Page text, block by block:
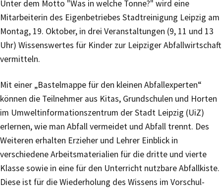
Unter dem Motto "Was in welche Tonne?" wird eine
Mitarbeiterin des Eigenbetriebes Stadtreinigung Leipzig am
Montag, 19. Oktober, in drei Veranstaltungen (9, 11 und 13
Uhr) Wissenswertes für Kinder zur Leipziger Abfallwirtschaft
vermitteln.
Mit einer „Bastelmappe für den kleinen Abfallexperten“
können die Teilnehmer aus Kitas, Grundschulen und Horten
im Umweltinformationszentrum der Stadt Leipzig (UiZ)
erlernen, wie man Abfall vermeidet und Abfall trennt. Des
Weiteren erhalten Erzieher und Lehrer Einblick in
verschiedene Arbeitsmaterialien für die dritte und vierte
Klasse sowie in eine für den Unterricht nutzbare Abfallkiste.
Diese ist für die Wiederholung des Wissens im Vorschul-